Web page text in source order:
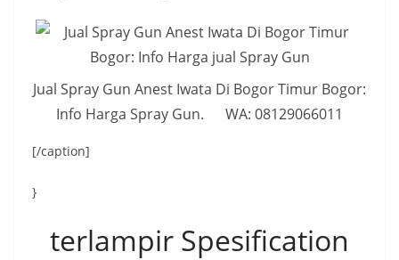
Jual Spray Gun Anest Iwata Di Bogor Timur Bogor:
Info Harga Spray Gun. WA: 08129066011
[/caption]
}
terlampir Spesification